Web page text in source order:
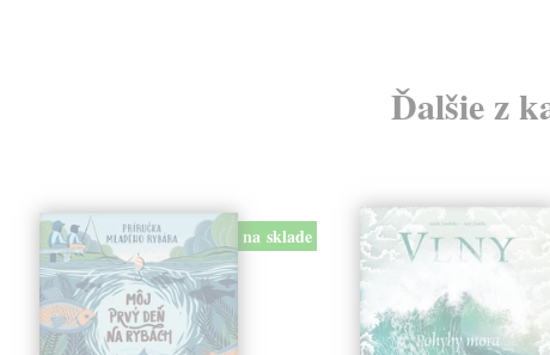
Ďalšie z
na sklade